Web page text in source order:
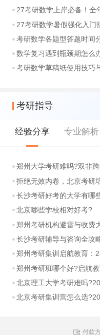
27考研数学上岸必备！全
27考研数学暑假强化入门指
考研数学各题型答题时
数学复习遇到瓶颈期怎
考研数学草稿纸使用技巧
考研指导
经验分享 专业解析
郑州大学考研难吗?双非
拒绝无效内卷，北京考研
长沙考研好考的大学有哪
北京哪些学校相对好考?
郑州考研机构避雷与收费
长沙考研辅导与咨询全攻
郑州考研集训启航教育：
郑州考研班哪个好?启航
北京理工大学考研难吗
北京考研集训营怎么选
付款